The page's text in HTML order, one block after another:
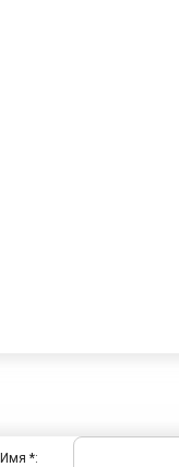
Имя *: